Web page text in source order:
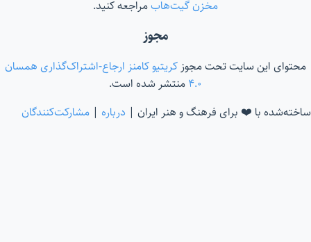
مخزن گیت‌هابمراجعه کنید.
مجوز
محتوای این سایت تحت مجوز کریتیو کامنز ارجاع-اشتراک‌گذاری همسان
۴.۰ منتشر شده است.
ساخته‌شده با ❤️ برای فرهنگ و هنر ایران | درباره | مشارکت‌کنندگان